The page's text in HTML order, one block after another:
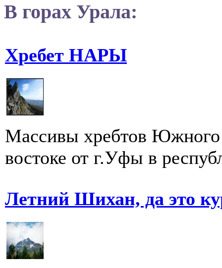
В горах Урала:
Хребет НАРЫ
Массивы хребтов
востоке от г.Уфы в
Летний Шихан, да это